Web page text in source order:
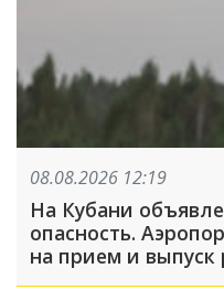
08.08.2026 12:19
На Кубани
опасность.
на прием и выпуск